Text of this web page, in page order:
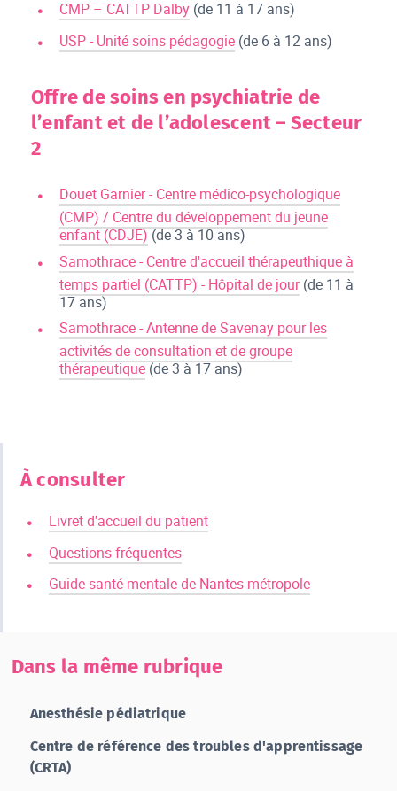
CMP – CATTP Dalby (de 11 à 17 ans)
USP - Unité soins pédagogie (de 6 à 12 ans)
Offre de soins en psychiatrie de
l’enfant et de l’adolescent – Secteur
2
Douet Garnier - Centre médico-psychologique
(CMP) / Centre du développement du jeune
enfant (CDJE)(de 3 à 10 ans)
Samothrace - Centre d'accueil thérapeuthique à
temps partiel (CATTP) - Hôpital de jour(de 11 à
17 ans)
Samothrace - Antenne de Savenay pour les
activités de consultation et de groupe
thérapeutique(de 3 à 17 ans)
À consulter
Livret d'accueil du patient
Questions fréquentes
Guide santé mentale de Nantes métropole
Dans la même rubrique
Anesthésie pédiatrique
Centre de référence des troubles d'apprentissage
(CRTA)